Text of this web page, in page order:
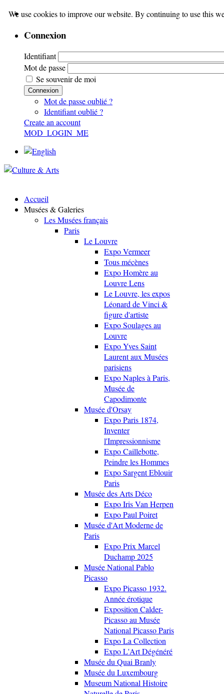
Connexion
Identifiant
Mot de passe
Se souvenir de moi
Connexion
Mot de passe oublié ?
Identifiant oublié ?
Create an account
MOD_LOGIN_ME
Accueil
Musées & Galeries
Les Musées français
Paris
Le Louvre
Expo Vermeer
Tous mécènes
Expo Homère au
Louvre Lens
Le Louvre, les expos
Léonard de Vinci &
figure d'artiste
Expo Soulages au
Louvre
Expo Yves Saint
Laurent aux Musées
parisiens
Expo Naples à Paris,
Musée de
Capodimonte
Musée d'Orsay
Expo Paris 1874,
Inventer
l'Impressionnisme
Expo Caillebotte,
Peindre les Hommes
Expo Sargent Eblouir
Paris
Musée des Arts Déco
Expo Iris Van Herpen
Expo Paul Poiret
Musée d'Art Moderne de
Paris
Expo Prix Marcel
Duchamp 2025
Musée National Pablo
Picasso
Expo Picasso 1932.
Année érotique
Exposition Calder-
Picasso au Musée
National Picasso Paris
Expo La Collection
Expo L'Art Dégénéré
Musée du Quai Branly
Musée du Luxembourg
Museum National Histoire
We use cookies to improve our website. By continuing to use this